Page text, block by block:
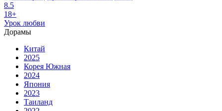
8.5
18+
Урок любви
Дорамы
Китай
2025
Корея Южная
2024
Япония
2023
Таиланд